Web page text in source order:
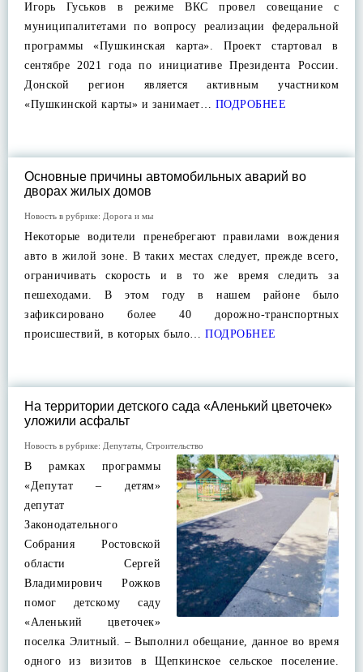
Игорь Гуськов в режиме ВКС провел совещание с
муниципалитетами по вопросу реализации федеральной
программы «Пушкинская карта». Проект стартовал в
сентябре 2021 года по инициативе Президента России.
Донской регион является активным участником
«Пушкинской карты» и занимает… ПОДРОБНЕЕ
Основные причины автомобильных аварий во
дворах жилых домов
Новость в рубрике: Дорога и мы
Некоторые водители пренебрегают правилами вождения
авто в жилой зоне. В таких местах следует, прежде всего,
ограничивать скорость и в то же время следить за
пешеходами. В этом году в нашем районе было
зафиксировано более 40 дорожно-транспортных
происшествий, в которых было… ПОДРОБНЕЕ
На территории детского сада «Аленький цветочек»
уложили асфальт
Новость в рубрике: Депутаты Строительство
В рамках программы
«Депутат – детям»
депутат
Законодательного
Собрания Ростовской
области Сергей
Владимирович Рожков
помог детскому саду
«Аленький цветочек»
поселка Элитный. – Выполнил обещание, данное во время
одного из визитов в Щепкинское сельское поселение.